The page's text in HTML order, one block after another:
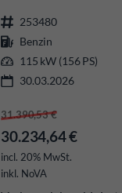
253480
Benzin
115 kW (156 PS)
30.03.2026
31.390,53 €
30.234,64 €
incl. 20% MwSt.
inkl. NoVA